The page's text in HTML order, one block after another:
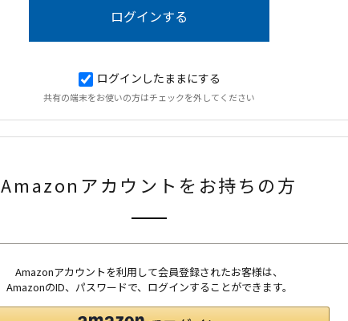
ログインしたままにする
共有の端末をお使いの方はチェックを外してください
Amazonアカウントをお持ちの方
Amazonアカウントを利用して会員登録されたお客様は、
AmazonのID、パスワードで、ログインすることができます。